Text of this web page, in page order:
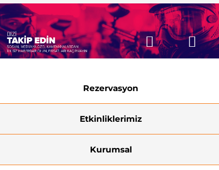
Rezervasyon
Etkinliklerimiz
Kurumsal